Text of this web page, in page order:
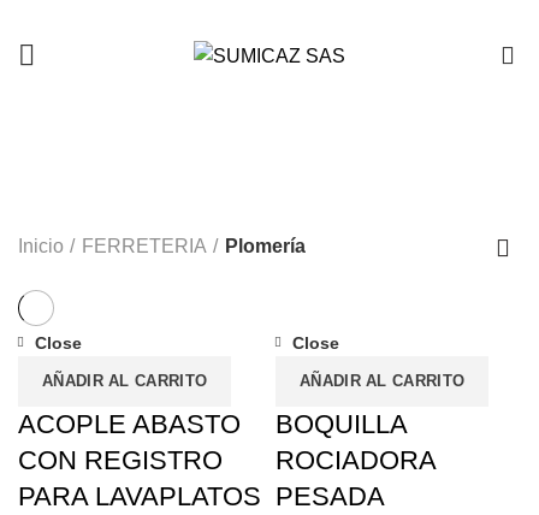
Inicio FERRETERIA Plomería
AÑADIR AL CARRITO
Close
ACOPLE ABASTO
CON REGISTRO
PARA LAVAPLATOS
AÑADIR AL CARRITO
Close
BOQUILLA
ROCIADORA
PESADA